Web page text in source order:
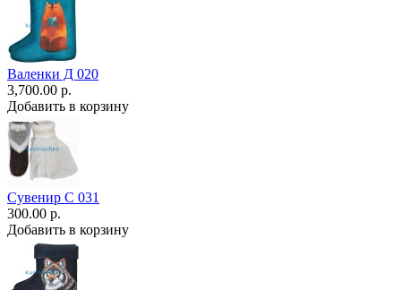
Валенки Д 020
3,700.00 р.
Добавить в корзину
Сувенир С 031
300.00 р.
Добавить в корзину